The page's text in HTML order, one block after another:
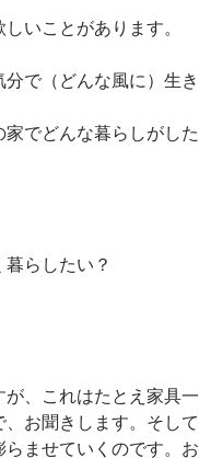
いことがあります。
で（どんな風に）生き
でどんな暮らしがし
らしたい？
、これはたとえ家具
お聞きします。そし
ませていくのです。